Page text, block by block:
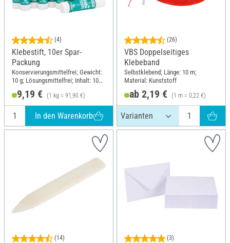
(4)
Klebestift, 10er Spar-
Packung
Konservierungsmittelfrei; Gewicht:
10 g; Lösungsmittelfrei; Inhalt: 10
Stück
9,19 € (1 kg = 91,90 €)
In den Warenkorb
(26)
VBS Doppelseitiges
Klebeband
Selbstklebend; Länge: 10 m;
Material: Kunststoff
ab 2,19 € (1 m = 0,22 €)
(14) (3)